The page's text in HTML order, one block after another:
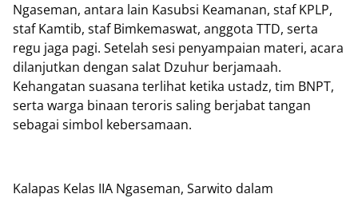
Ngaseman, antara lain Kasubsi Keamanan, staf KPLP,
staf Kamtib, staf Bimkemaswat, anggota TTD, serta
regu jaga pagi. Setelah sesi penyampaian materi, acara
dilanjutkan dengan salat Dzuhur berjamaah.
Kehangatan suasana terlihat ketika ustadz, tim BNPT,
serta warga binaan teroris saling berjabat tangan
sebagai simbol kebersamaan.
Kalapas Kelas IIA Ngaseman, Sarwito dalam